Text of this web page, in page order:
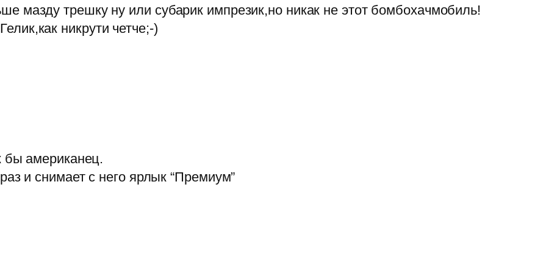
мазду трешку ну или субарик импрезик,но никак не этот бомбохачмобиль!
никрути четче;-)
бы американец.
и снимает с него ярлык “Премиум”